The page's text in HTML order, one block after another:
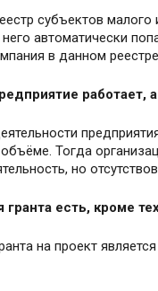
субъектов
автоматически
в данном
работает,
Тогда
но
есть, кроме
на проект